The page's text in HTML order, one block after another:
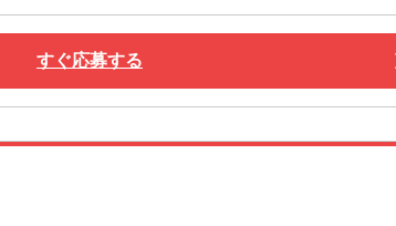
すぐ応募する